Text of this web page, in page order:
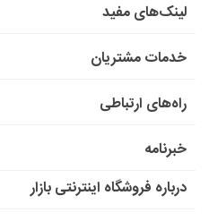
لینک‌های مفید
خدمات مشتریان
راه‌های ارتباطی
خبرنامه
درباره‌ فروشگاه اینترنتی بازار